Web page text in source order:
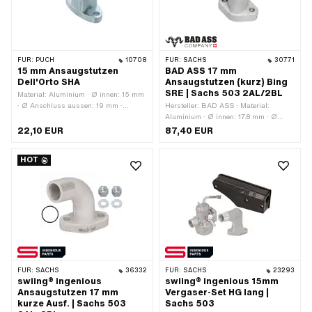
FÜR: PUCH 10708
15 mm Ansaugstutzen
Dell'Orto SHA
Material: Aluminium · Ø innen: 15 mm
· Ø Anschluss aussen: 19 mm ·
Lochabstand Einlass: 38 mm · Höhe
Anwendungsbereich: Tuning
22,10 EUR
FÜR: SACHS 30771
BAD ASS 17 mm
Ansaugstutzen (kurz) Bing
SRE | Sachs 503 2AL/2BL
Hersteller: BAD ASS · Material:
Aluminium · Ø innen: 17.8 mm · Ø
Anschluss aussen: 20 mm ·
Gesamthöhe: 55 mm · Höhe Flansch-
Mitte Bohrung: 45 mm · Gesamtlänge:
65 mm · Anzahl Befestigungspunkte:
2 Stk. · Getarnt: Nein ·
Anwendungsbereich: Tuning
87,40 EUR
HOT
FÜR: SACHS 36332
swiing® ingenious
Ansaugstutzen 17 mm
kurze Ausf. | Sachs 503
FÜR: SACHS 23293
swiing® ingenious 15mm
Vergaser-Set HG lang |
Sachs 503